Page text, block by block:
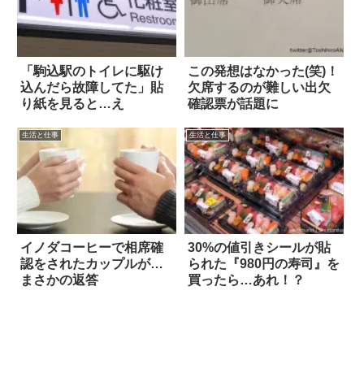
「駒込駅のトイレに駆け
込んだら故障してた」貼
り紙を見ると…え
この発想はなかった(笑)！
欠席するのが難しい出欠
確認票が話題に
生活と仕事
イノダコーヒーで相席確
認をされたカップルが…
まさかの返答
生活と仕事
30%の値引きシールが貼
られた『980円の寿司』を
買ったら…あれ！？